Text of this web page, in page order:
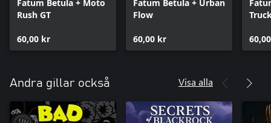
Fatum Betula + Moto
Rush GT
60,00 kr
Fatum Betula + Urban
Flow
60,00 kr
Andra gillar också Visa alla